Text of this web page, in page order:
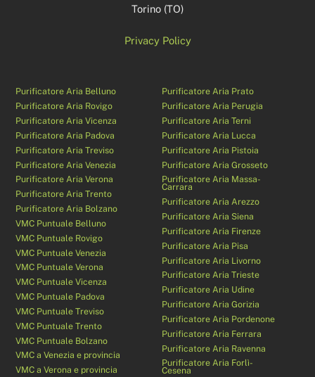
Torino (TO)
Privacy Policy
Purificatore Aria Belluno
Purificatore Aria Rovigo
Purificatore Aria Vicenza
Purificatore Aria Padova
Purificatore Aria Treviso
Purificatore Aria Venezia
Purificatore Aria Verona
Purificatore Aria Trento
Purificatore Aria Bolzano
VMC Puntuale Belluno
VMC Puntuale Rovigo
VMC Puntuale Venezia
VMC Puntuale Verona
VMC Puntuale Vicenza
VMC Puntuale Padova
VMC Puntuale Treviso
VMC Puntuale Trento
VMC Puntuale Bolzano
VMC a Venezia e provincia
VMC a Verona e provincia
Purificatore Aria Prato
Purificatore Aria Perugia
Purificatore Aria Terni
Purificatore Aria Lucca
Purificatore Aria Pistoia
Purificatore Aria Grosseto
Purificatore Aria Massa-
Carrara
Purificatore Aria Arezzo
Purificatore Aria Siena
Purificatore Aria Firenze
Purificatore Aria Pisa
Purificatore Aria Livorno
Purificatore Aria Trieste
Purificatore Aria Udine
Purificatore Aria Gorizia
Purificatore Aria Pordenone
Purificatore Aria Ferrara
Purificatore Aria Ravenna
Purificatore Aria Forlì-
Cesena